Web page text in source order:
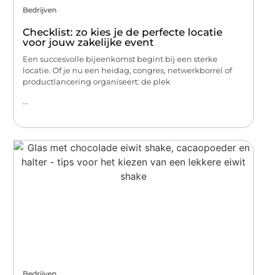
Bedrijven
Checklist: zo kies je de perfecte locatie
voor jouw zakelijke event
Een succesvolle bijeenkomst begint bij een sterke
locatie. Of je nu een heidag, congres, netwerkborrel of
productlancering organiseert: de plek
...